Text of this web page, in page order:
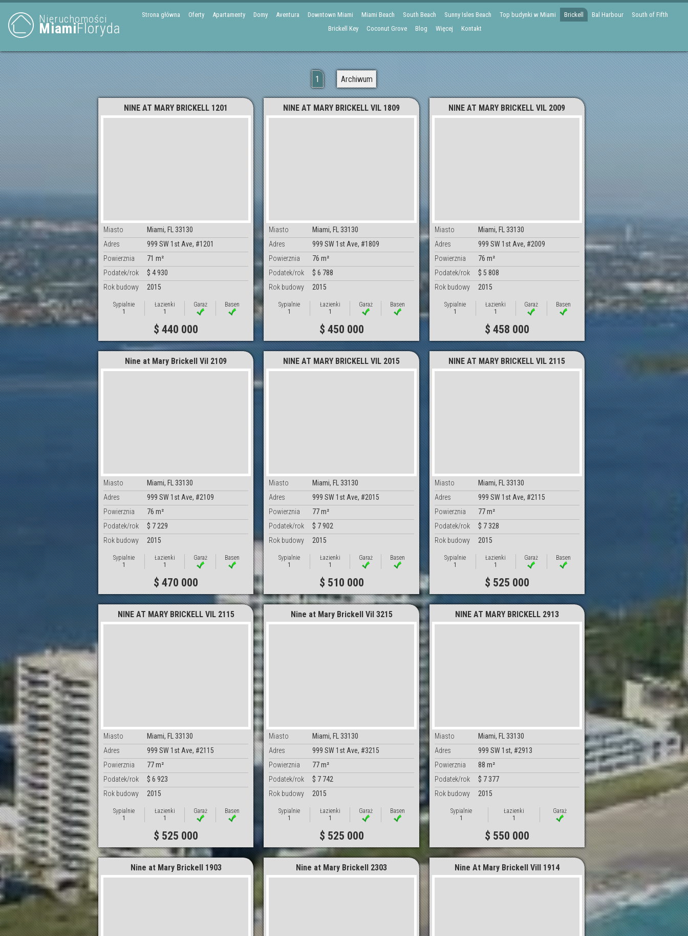
Nieruchomości
MiamiFloryda
Strona główna Oferty Apartamenty Domy Aventura Downtown Miami Miami Beach South Beach Sunny Isles Beach Top budynki w Miami Brickell Bal Harbour
South of Fifth
Brickell Key
Coconut Grove Blog Więcej Kontakt
1 Archiwum
NINE AT MARY BRICKELL 1201
Miasto
Miami, FL 33130
Adres
999 SW 1st Ave, #1201
Powierznia
71 m²
Podatek/rok
$ 4 930
Rok budowy
2015
Sypialnie
1
Łazienki
1
Garaż Basen
$ 440 000
NINE AT MARY BRICKELL VIL 1809
Miasto
Miami, FL 33130
Adres
999 SW 1st Ave, #1809
Powierznia
76 m²
Podatek/rok
$ 6 788
Rok budowy
2015
Sypialnie
1
Łazienki
1
Garaż Basen
$ 450 000
NINE AT MARY BRICKELL VIL 2009
Miasto
Miami, FL 33130
Adres
999 SW 1st Ave, #2009
Powierznia
76 m²
Podatek/rok
$ 5 808
Rok budowy
2015
Sypialnie
1
Łazienki
1
Garaż Basen
$ 458 000
Nine at Mary Brickell Vil 2109
Miasto
Miami, FL 33130
Adres
999 SW 1st Ave, #2109
Powierznia
76 m²
Podatek/rok
$ 7 229
Rok budowy
2015
Sypialnie
1
Łazienki
1
Garaż Basen
$ 470 000
NINE AT MARY BRICKELL VIL 2015
Miasto
Miami, FL 33130
Adres
999 SW 1st Ave, #2015
Powierznia
77 m²
Podatek/rok
$ 7 902
Rok budowy
2015
Sypialnie
1
Łazienki
1
Garaż Basen
$ 510 000
NINE AT MARY BRICKELL VIL 2115
Miasto
Miami, FL 33130
Adres
999 SW 1st Ave, #2115
Powierznia
77 m²
Podatek/rok
$ 7 328
Rok budowy
2015
Sypialnie
1
Łazienki
1
Garaż Basen
$ 525 000
NINE AT MARY BRICKELL VIL 2115
Miasto
Miami, FL 33130
Adres
999 SW 1st Ave, #2115
Powierznia
77 m²
Podatek/rok
$ 6 923
Rok budowy
2015
Sypialnie
1
Łazienki
1
Garaż Basen
$ 525 000
Nine at Mary Brickell Vil 3215
Miasto
Miami, FL 33130
Adres
999 SW 1st Ave, #3215
Powierznia
77 m²
Podatek/rok
$ 7 742
Rok budowy
2015
Sypialnie
1
Łazienki
1
Garaż Basen
$ 525 000
NINE AT MARY BRICKELL 2913
Miasto
Miami, FL 33130
Adres
999 SW 1st, #2913
Powierznia
88 m²
Podatek/rok
$ 7 377
Rok budowy
2015
Sypialnie
1
Łazienki
1
Garaż
$ 550 000
Nine at Mary Brickell 1903 Nine at Mary Brickell 2303 Nine At Mary Brickell Vill 1914